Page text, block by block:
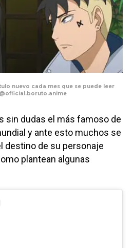
nuevo cada mes que se puede leer
sin dudas el más famoso de
y ante esto muchos se
destino de su personaje
plantean algunas